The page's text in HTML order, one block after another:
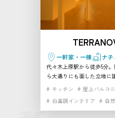
一軒家・一棟 ナ
代々木上原駅から徒歩5分
ら大通りにも面した立地に
ノベーションした2階建て一軒
な窓や天窓から柔らかな自
キッチン
屋上バルコ
白基調インテリア
自